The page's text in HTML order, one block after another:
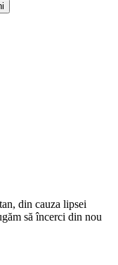
din cauza lipsei
să încerci din nou